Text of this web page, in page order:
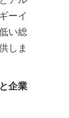
ーイ
い総
しま
企業